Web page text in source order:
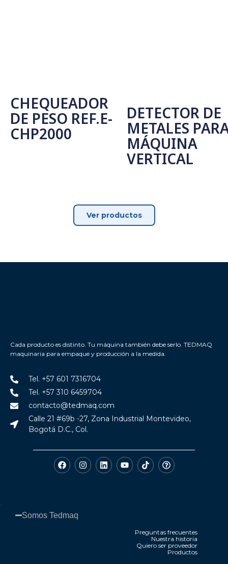
CHEQUEADOR
DE PESO REF.E-
CHP2000
DETECTOR DE
METALES
MÁQUINA
VERTICAL
Ver productos
Cada producto es distinto. Tu máquina también debe serlo. TEDMAQ
maquinaria para empaque y producción a la medida.
Tel. +57 601 7316704
Tel. +57 310 6459704
contacto@tedmaq.com
Calle 21 #69b -27, Zona Industrial Montevideo,
Bogotá D.C., Col.
Somos Tedmaq​
Preguntas frecuentes
Nuestra historia
Quiero ser proveedor
Productos